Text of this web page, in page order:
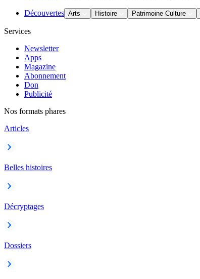
Découvertes Arts Histoire Patrimoine Culture
Services
Newsletter
Apps
Magazine
Abonnement
Don
Publicité
Nos formats phares
Articles
Belles histoires
Décryptages
Dossiers